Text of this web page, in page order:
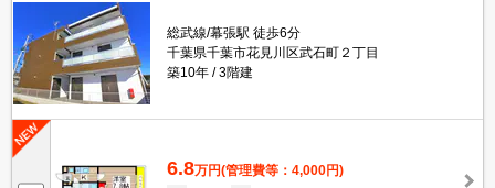
総武線/幕張駅 徒歩6分
千葉県千葉市花見川区武石町２丁目
築10年
3階建
6.8万円(管理費等：4,000円)